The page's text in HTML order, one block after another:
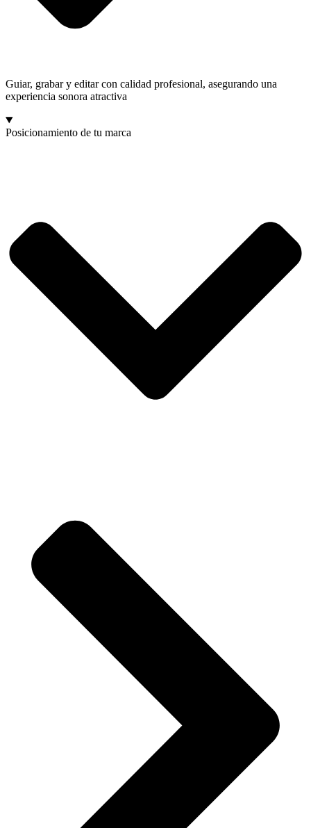
Guiar, grabar y editar con calidad profesional, asegurando una
experiencia sonora atractiva
Posicionamiento de tu marca